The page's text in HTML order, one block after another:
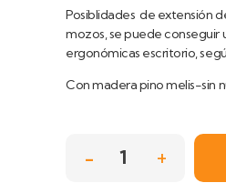
Posiblidades de extensión
mozos, se puede conseguir
ergonómicas escritorio,
Con madera pino melis-sin